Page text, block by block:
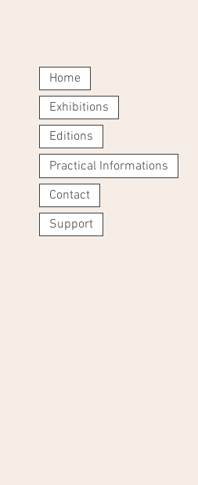
Home
Exhibitions
Editions
Practical Informations
Contact
Support